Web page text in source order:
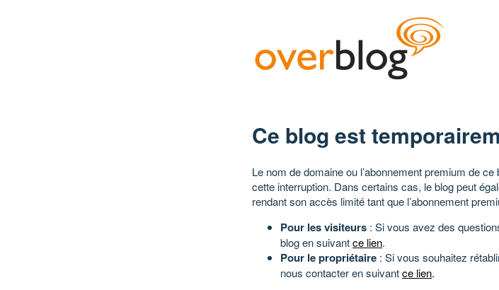
Ce blog est
Le nom de domaine ou l’abonnement premium de
cette interruption. Dans certains cas, le blog peut
rendant son accès limité tant que l’abonnement
Pour les visiteurs : Si vous avez des
blog en suivantce lien.
Pour le propriétaire : Si vous souhaitez
nous contacter en suivantce lien.